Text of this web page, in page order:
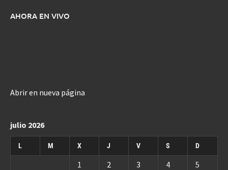
AHORA EN VIVO
Abrir en nueva página
julio 2026
L M X J V S D
1 2 3 4
5